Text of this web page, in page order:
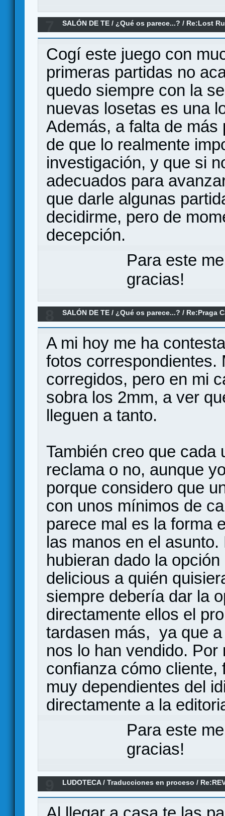
SALÓN DE TE /¿Qué os parece...? / Re:Lost
Cogí este juego con
primeras partidas no
quedo siempre con la
nuevas losetas es una
Además, a falta de
de que lo realmente
investigación, y que si
adecuados para
que darle algunas
decidirme, pero de
decepción.
Para este
gracias!
SALÓN DE TE / ¿Qué os parece...? / Re:Praga
A mi hoy me ha
fotos correspondientes.
corregidos, pero en mi
sobra los 2mm, a ver
lleguen a tanto.
También creo que cada
reclama o no, aunque
porque considero que
con unos mínimos de
parece mal es la forma
las manos en el
hubieran dado la
delicious a quién
siempre debería dar la
directamente ellos el
tardasen más, ya que
nos lo han vendido.
confianza cómo
muy dependientes del
directamente a la
Para este
gracias!
LUDOTECA/Traducciones en proceso /